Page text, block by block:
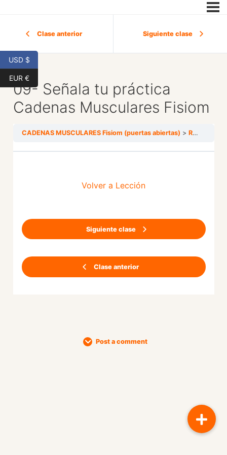
Clase anterior Siguiente clase
09- Señala tu práctica
Cadenas Musculares Fisiom
CADENAS MUSCULARES Fisiom (puertas abiertas) REGALOS
Clase anterior
Volver a Lección
Siguiente clase
Post a comment
USD $
EUR €